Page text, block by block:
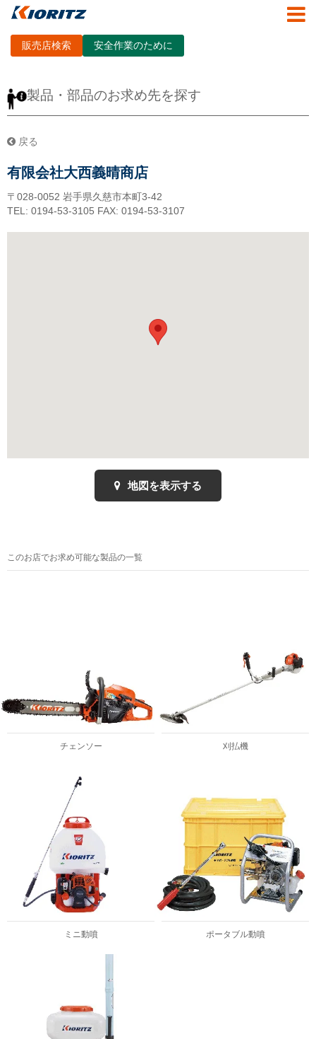
販売店検索 安全作業のために
製品・部品のお求め先を探す
戻る
有限会社大西義晴商店
〒028-0052 岩手県久慈市本町3-42
TEL: 0194-53-3105 FAX: 0194-53-3107
地図を表示する
このお店でお求め可能な製品の一覧
チェンソー 刈払機
ミニ動噴 ポータブル動噴